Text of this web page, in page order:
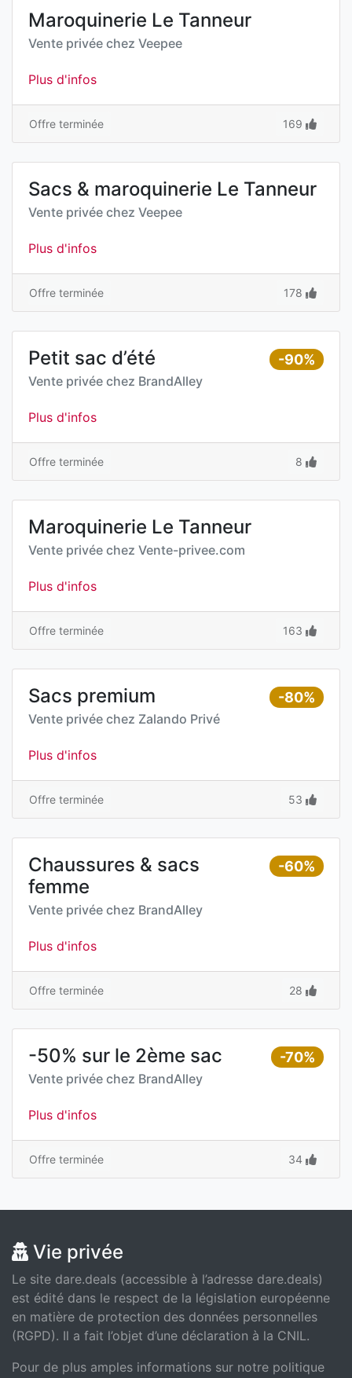
Maroquinerie Le Tanneur
Vente privée chez Veepee
Plus d'infos
Offre terminée 169
Sacs & maroquinerie Le Tanneur
Vente privée chez Veepee
Plus d'infos
Offre terminée 178
-90%
Petit sac d’été
Vente privée chez BrandAlley
Plus d'infos
Offre terminée 8
Maroquinerie Le Tanneur
Vente privée chez Vente-privee.com
Plus d'infos
Offre terminée 163
-80%
Sacs premium
Vente privée chez Zalando Privé
Plus d'infos
Offre terminée 53
-60%
Chaussures & sacs
femme
Vente privée chez BrandAlley
Plus d'infos
Offre terminée 28
-70%
-50% sur le 2ème sac
Vente privée chez BrandAlley
Plus d'infos
Offre terminée 34
Vie privée
Le site dare.deals (accessible à l’adresse dare.deals)
est édité dans le respect de la législation européenne
en matière de protection des données personnelles
(RGPD). Il a fait l’objet d’une déclaration à la CNIL.
Pour de plus amples informations sur notre politique